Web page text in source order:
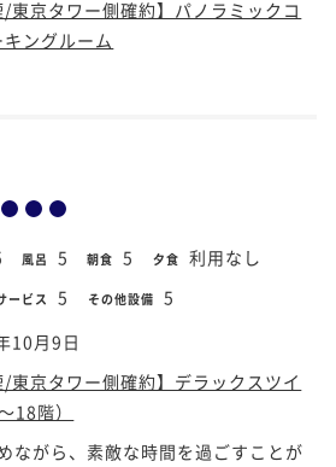
/東京タワー側確約】パノラミックコ
ングルーム
風呂 5 朝食 5 夕食 利用なし
ービス 5 その他設備 5
10月9日
/東京タワー側確約】デラックスツイ
18階）
ながら、素敵な時間を過ごすことが